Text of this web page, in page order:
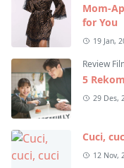
Mom-
for You
19 Jan,
Review
5
29 Des,
Cuci,
12 Nov,